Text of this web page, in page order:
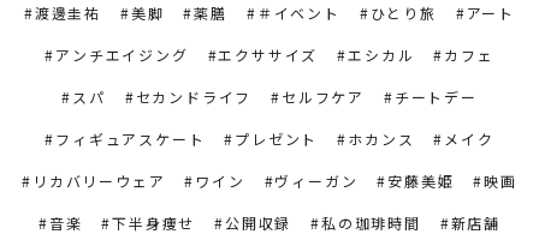
渡邊圭祐 美脚 薬膳 ＃イベント ひとり旅 アート
アンチエイジング エクササイズ エシカル カフェ
スパ セカンドライフ セルフケア チートデー
フィギュアスケート プレゼント ホカンス メイク
リカバリーウェア ワイン ヴィーガン 安藤美姫 映画
音楽 下半身痩せ 公開収録 私の珈琲時間 新店舗